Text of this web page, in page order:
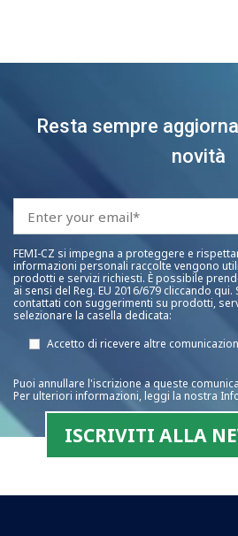
Resta sempre
novità
FEMI-CZ si impegna a proteggere e
informazioni personali raccolte vengono
prodotti e servizi richiesti. È possibile
ai sensi del Reg. EU 2016/679 cliccando
contattati con suggerimenti su prodotti,
selezionare la casella dedicata:
Accetto di ricevere altre
Puoi annullare l'iscrizione a queste
Per ulteriori informazioni, leggi la nostra